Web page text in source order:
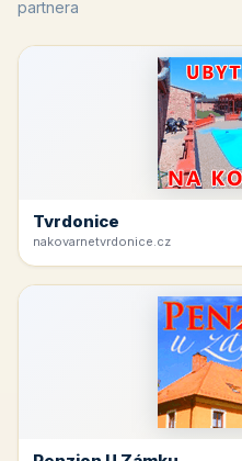
partnera
Tvrdonice
nakovarnetvrdonice.cz